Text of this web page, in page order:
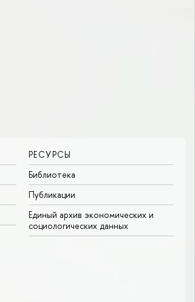
РЕСУРСЫ
Библиотека
Публикации
Единый архив экономических и
социологических данных